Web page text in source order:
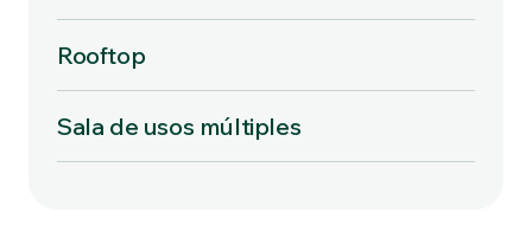
Rooftop
Sala de usos múltiples